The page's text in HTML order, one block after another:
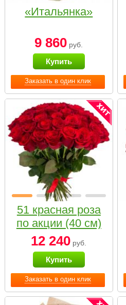
Заказать в один клик
«Итальянка»
9 860 руб.
Купить
Заказать в один клик
51 красная роза
по акции (40 см)
12 240 руб.
Купить